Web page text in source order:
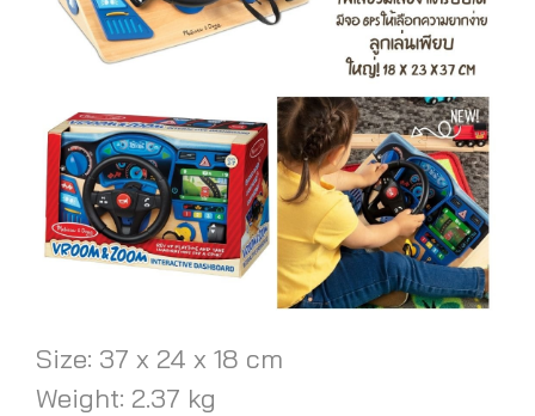
Size: 37 x 24 x 18 cm
Weight: 2.37 kg